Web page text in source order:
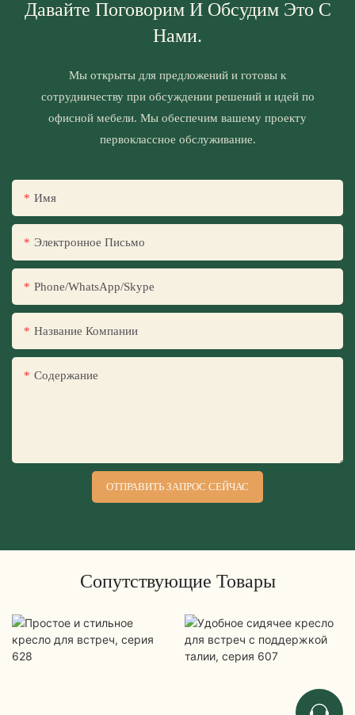
Давайте Поговорим И Обсудим Это С
Нами.
Мы открыты для предложений и готовы к
сотрудничеству при обсуждении решений и идей по
офисной мебели. Мы обеспечим вашему проекту
первоклассное обслуживание.
Имя
Электронное Письмо
Phone/WhatsApp/Skype
Название Компании
Содержание
ОТПРАВИТЬ ЗАПРОС СЕЙЧАС
Сопутствующие Товары